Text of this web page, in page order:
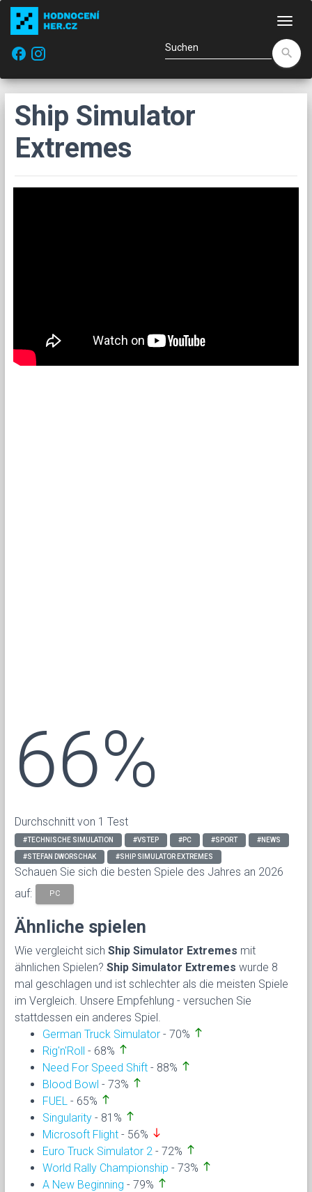
facebook
search
Ship Simulator
Extremes
66%
Durchschnitt von 1 Test
#TECHNISCHE SIMULATION #VSTEP #PC #SPORT #NEWS
#STEFAN DWORSCHAK #SHIP SIMULATOR EXTREMES
Schauen Sie sich die besten Spiele des Jahres an 2026
auf:
PC
Ähnliche spielen
Wie vergleicht sich Ship Simulator Extremes mit
ähnlichen Spielen? Ship Simulator Extremes wurde 8
mal geschlagen und ist schlechter als die meisten Spiele
im Vergleich. Unsere Empfehlung - versuchen Sie
stattdessen ein anderes Spiel.
German Truck Simulator - 70% north
Rig'n'Roll - 68% north
Need For Speed Shift - 88% north
Blood Bowl - 73% north
FUEL - 65% north
Singularity - 81% north
Microsoft Flight - 56% south
Euro Truck Simulator 2 - 72% north
World Rally Championship - 73% north
A New Beginning - 79% north